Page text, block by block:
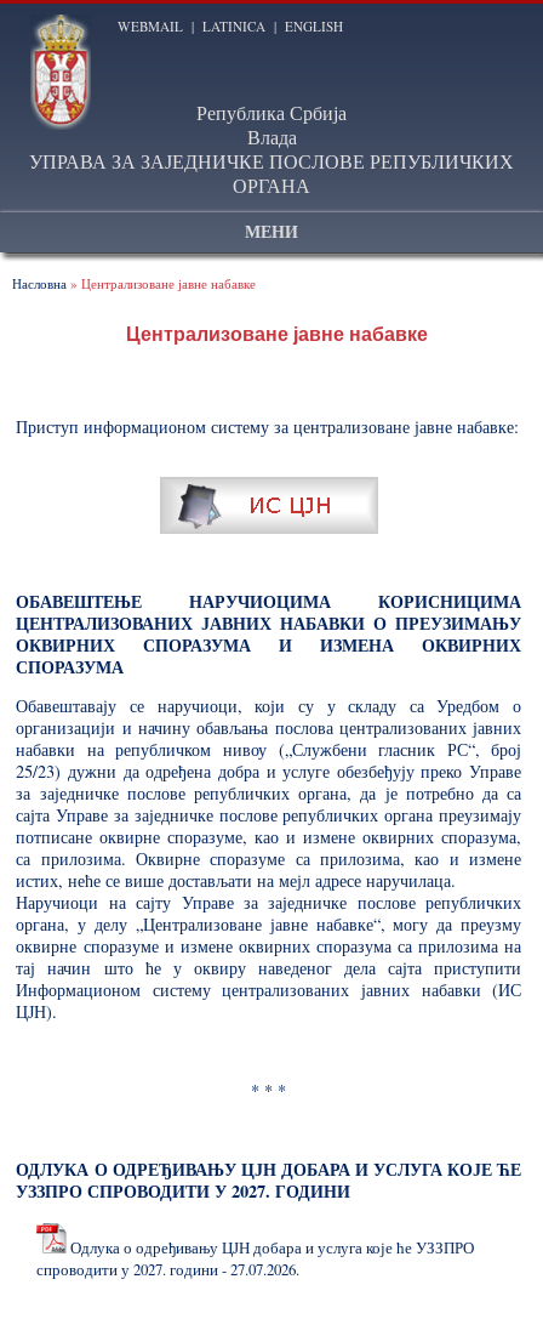
WEBMAIL | LATINICA | ENGLISH
Република Србија
Влада
УПРАВА ЗА ЗАЈЕДНИЧКЕ ПОСЛОВЕ РЕПУБЛИЧКИХ
ОРГАНА
МЕНИ
Насловна » Централизоване јавне набавке
Централизоване јавне набавке
Приступ информационом систему за централизоване јавне набавке:
ОБАВЕШТЕЊЕ НАРУЧИОЦИМА КОРИСНИЦИМА
ЦЕНТРАЛИЗОВАНИХ ЈАВНИХ НАБАВКИ О ПРЕУЗИМАЊУ
ОКВИРНИХ СПОРАЗУМА И ИЗМЕНА ОКВИРНИХ
СПОРАЗУМА
Обавештавају се наручиоци, који су у складу са Уредбом о
организацији и начину обављања послова централизованих јавних
набавки на републичком нивоу („Службени гласник РС“, број
25/23) дужни да одређена добра и услуге обезбеђују преко Управе
за заједничке послове републичких органа, да је потребно да са
сајта Управе за заједничке послове републичких органа преузимају
потписане оквирне споразуме, као и измене оквирних споразума,
са прилозима. Оквирне споразуме са прилозима, као и измене
истих, неће се више достављати на мејл адресе наручилаца.
Наручиоци на сајту Управе за заједничке послове републичких
органа, у делу „Централизоване јавне набавке“, могу да преузму
оквирне споразуме и измене оквирних споразума са прилозима на
тај начин што ће у оквиру наведеног дела сајта приступити
Информационом систему централизованих јавних набавки (ИС
ЦЈН).
* * *
ОДЛУКА О ОДРЕЂИВАЊУ ЦЈН ДОБАРА И УСЛУГА КОЈЕ ЋЕ
УЗЗПРО СПРОВОДИТИ У 2027. ГОДИНИ
Одлука о одређивању ЦЈН добара и услуга које ће УЗЗПРО
спроводити у 2027. години - 27.07.2026.